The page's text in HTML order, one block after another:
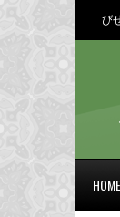
び
HOME